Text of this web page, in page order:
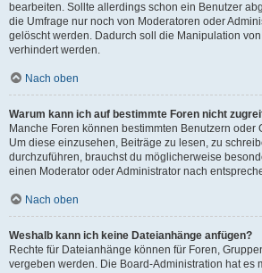
bearbeiten. Sollte allerdings schon ein Benutzer
die Umfrage nur noch von Moderatoren oder
gelöscht werden. Dadurch soll die Manipulation
verhindert werden.
Nach oben
Warum kann ich auf bestimmte Foren nicht
Manche Foren können bestimmten Benutzern oder
Um diese einzusehen, Beiträge zu lesen, zu
durchzuführen, brauchst du möglicherweise
einen Moderator oder Administrator nach
Nach oben
Weshalb kann ich keine Dateianhänge anfügen?
Rechte für Dateianhänge können für Foren,
vergeben werden. Die Board-Administration hat es